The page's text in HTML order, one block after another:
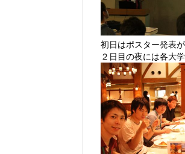
初日はポスター発表
２日目の夜には各大